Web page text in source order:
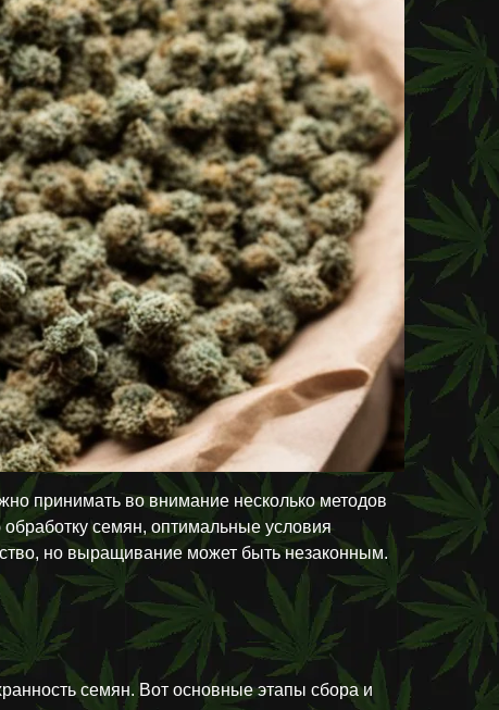
принимать во внимание несколько методов
семян, оптимальные условия
но выращивание может быть незаконным.
семян. Вот основные этапы сбора и